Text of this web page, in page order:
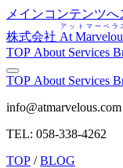
メインコンテンツ
株式会社 At
アットマーベラ
TOP About Services
TOP About Services
info@atmarvelous.com
TEL: 058-338-4262
TOP / BLOG